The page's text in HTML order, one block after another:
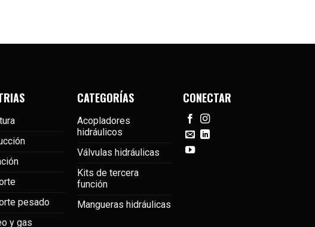
pesado
y gas
CATEGORÍAS
Acopladores
hidráulicos
Válvulas hidráulicas
Kits de tercera
función
Mangueras hidráulicas
CONECTAR